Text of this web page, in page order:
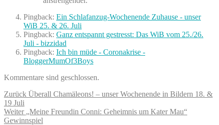
Pingback: Ein Schlafanzug-Wochenende Zuhause - unser
WiB 25. & 26. Juli
Pingback: Ganz entspannt gestresst: Das WiB vom 25./26.
Juli - bizzidad
Pingback: Ich bin müde - Coronakrise -
BloggerMumOf3Boys
Kommentare sind geschlossen.
Beitragsnavigation
Zurück Vorheriger
Überall Chamäleons! – unser Wochenende in Bildern 18. &
19 Juli
Weiter
Nächster
Beitrag:
„Meine Freundin Conni: Geheimnis um Kater Mau“
Gewinnspiel